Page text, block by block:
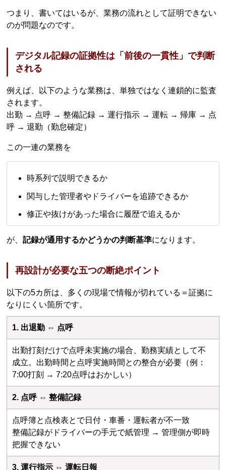
つまり、書いてはいるが、業務の流れとして証明できない
のが問題なのです。
デジタル記録の証拠性は「前後の一貫性」で判断
される
例えば、以下のような業務は、単独ではなく連鎖的に監査
されます。
出勤 → 点呼 → 整備記録 → 運行指示 → 運転 → 帰庫 → 点
呼 → 退勤（勤怠確定）
この一連の業務を
時系列で説明できるか
関与した管理者やドライバーを追跡できるか
修正や抜けがあった場合に履歴で追えるか
が、記録が通用するかどうかの判断基準になります。
再設計が必要な五つの断絶ポイント
以下の5カ所は、多くの現場で情報が切れている＝証拠に
なりにくい箇所です。
1. 出退勤 ⇔ 点呼
出勤打刻だけで点呼未実施の場合、勤務実績として不
成立。出勤時間と点呼実施時間との整合が必要（例：
7:00打刻 → 7:20点呼はおかしい）
2. 点呼 ⇔ 整備記録
点呼簿と点検表とで日付・車番・運転者が不一致
整備記録がドライバーの手元で紙管理 → 管理側が即時
把握できない
3. 運行指示 ⇔ 運転日報